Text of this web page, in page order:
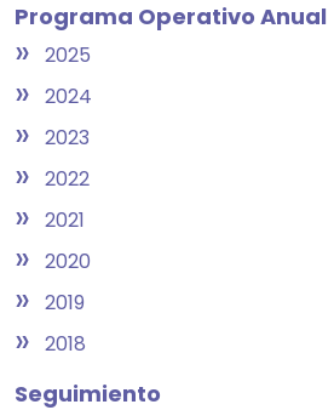
Programa Operativo Anual
» 2025
» 2024
» 2023
» 2022
» 2021
» 2020
» 2019
» 2018
Seguimiento